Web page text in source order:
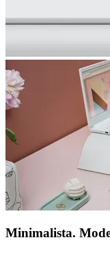
Minimalista.